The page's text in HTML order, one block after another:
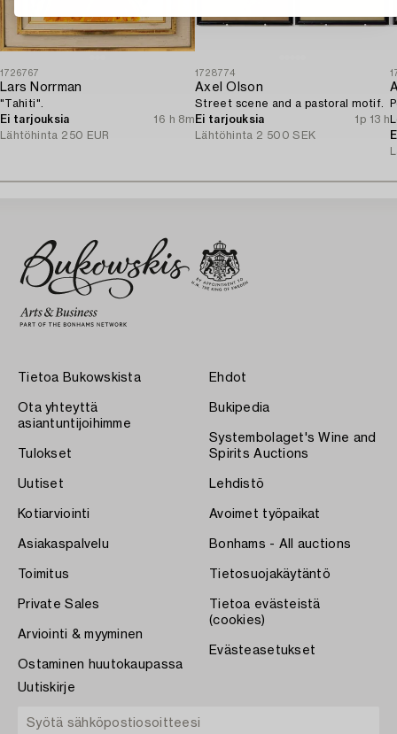
1726767
Lars Norrman
"Tahiti".
Ei tarjouksia
16 h 8m
Lähtöhinta 250 EUR
1728774
Axel Olson
Street scene and a pastoral motif.
Ei tarjouksia
1p 13 h
Lähtöhinta 2 500 SEK
Tietoa Bukowskista
Ota yhteyttä
asiantuntijoihimme
Tulokset
Uutiset
Kotiarviointi
Asiakaspalvelu
Toimitus
Private Sales
Arviointi & myyminen
Ostaminen huutokaupassa
Ehdot
Bukipedia
Systembolaget's Wine and
Spirits Auctions
Lehdistö
Avoimet työpaikat
Bonhams - All auctions
Tietosuojakäytäntö
Tietoa evästeistä
(cookies)
Evästeasetukset
Uutiskirje